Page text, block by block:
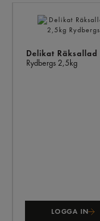
Delikat Räksallad
Rydbergs 2,5kg
LOGGA IN